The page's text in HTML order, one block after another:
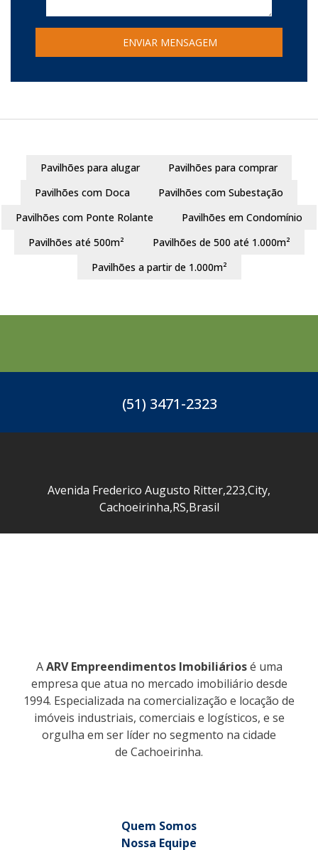
Pavilhões para alugar
Pavilhões para comprar
Pavilhões com Doca
Pavilhões com Subestação
Pavilhões com Ponte Rolante
Pavilhões em Condomínio
Pavilhões até 500m²
Pavilhões de 500 até 1.000m²
Pavilhões a partir de 1.000m²
(51) 3471-2323
Avenida Frederico Augusto Ritter,223,City,
Cachoeirinha,RS,Brasil
AARV Empreendimentos Imobiliáriosé uma
empresa que atua no mercado imobiliário desde
1994. Especializada na comercialização e locação de
imóveis industriais, comerciais e logísticos, e se
orgulha em ser líder no segmento na cidade
de Cachoeirinha.
Quem Somos
Nossa Equipe